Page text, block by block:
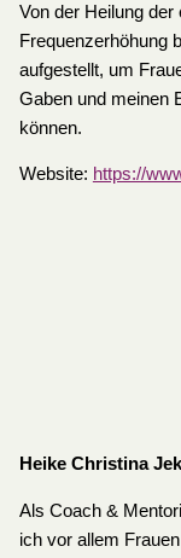
Von der Heilung der
Frequenzerhöhung
aufgestellt, um
Gaben und meinen
können.
Website: https://
Heike Christina
Als Coach &
ich vor allem